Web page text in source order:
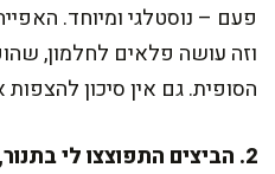
פעם – נוסטלגי ומיוחד.
וזה עושה פלאים לחלמון,
הסופית. גם אין סיכון להצפות
2. הביצים התפוצצו לי בתנור, מה עשיתי לא נכון?